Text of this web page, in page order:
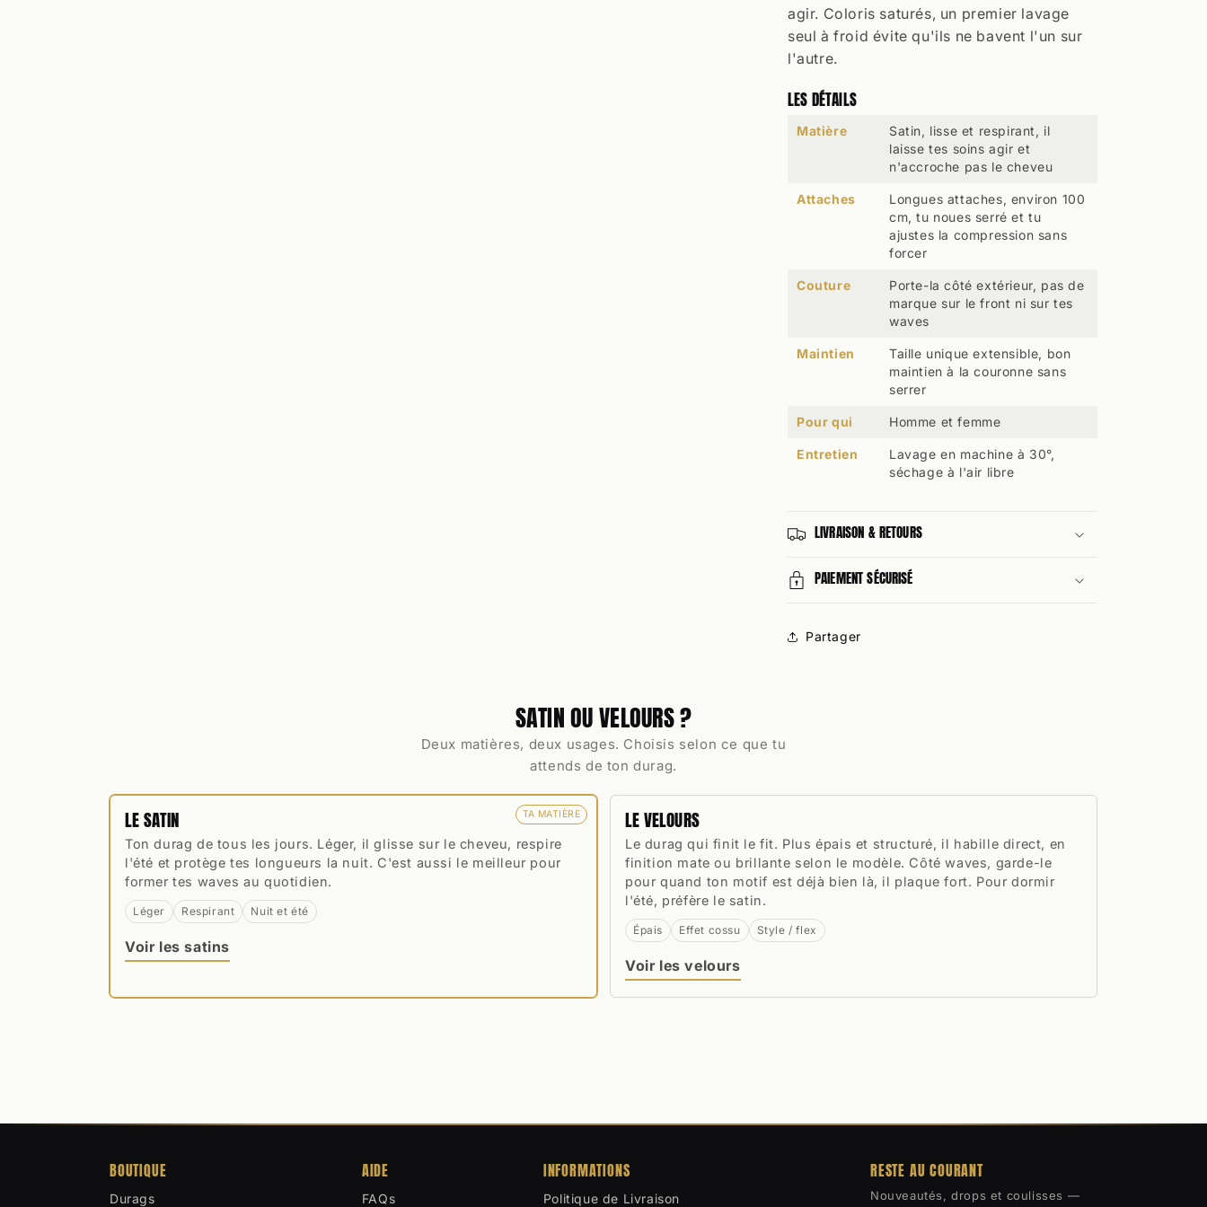
agir. Coloris saturés, un premier lavage
seul à froid évite qu'ils ne bavent l'un sur
l'autre.
LES DÉTAILS
Matière
Satin, lisse et respirant, il
laisse tes soins agir et
n'accroche pas le cheveu
Attaches
Longues attaches, environ 100
cm, tu noues serré et tu
ajustes la compression sans
forcer
Couture
Porte-la côté extérieur, pas de
marque sur le front ni sur tes
waves
Maintien
Taille unique extensible, bon
maintien à la couronne sans
serrer
Pour qui Homme et femme
Entretien
Lavage en machine à 30°,
séchage à l'air libre
LIVRAISON & RETOURS
PAIEMENT SÉCURISÉ
Partager
SATIN OU VELOURS ?
Deux matières, deux usages. Choisis selon ce que tu
attends de ton durag.
TA MATIÈRE
LE SATIN
Ton durag de tous les jours. Léger, il glisse sur le cheveu, respire
l'été et protège tes longueurs la nuit. C'est aussi le meilleur pour
former tes waves au quotidien.
Léger Respirant Nuit et été
Voir les satins
LE VELOURS
Le durag qui finit le fit. Plus épais et structuré, il habille direct, en
finition mate ou brillante selon le modèle. Côté waves, garde-le
pour quand ton motif est déjà bien là, il plaque fort. Pour dormir
l'été, préfère le satin.
Épais Effet cossu Style / flex
Voir les velours
BOUTIQUE
Durags
AIDE
FAQs
INFORMATIONS
Politique de Livraison
RESTE AU COURANT
Nouveautés, drops et coulisses —